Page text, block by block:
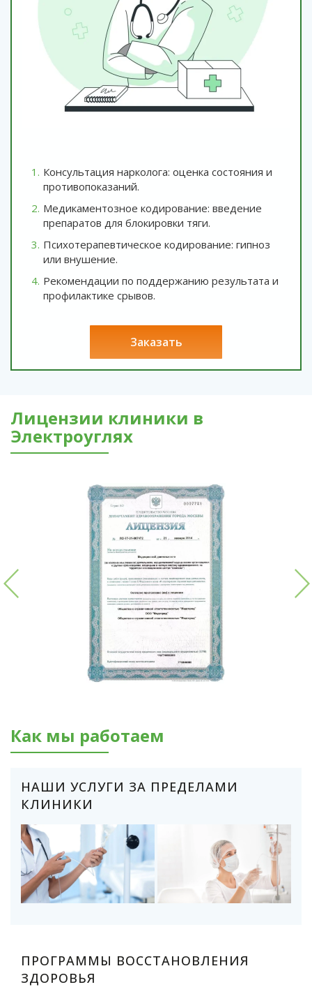
Консультация нарколога: оценка состояния и
противопоказаний.
Медикаментозное кодирование: введение
препаратов для блокировки тяги.
Психотерапевтическое кодирование: гипноз
или внушение.
Рекомендации по поддержанию результата и
профилактике срывов.
заказать
Лицензии клиники в
Электроуглях
Как мы работаем
НАШИ УСЛУГИ ЗА ПРЕДЕЛАМИ
КЛИНИКИ
ПРОГРАММЫ ВОССТАНОВЛЕНИЯ
ЗДОРОВЬЯ